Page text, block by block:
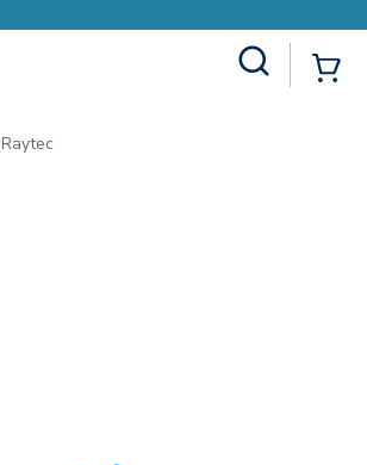
Raytec